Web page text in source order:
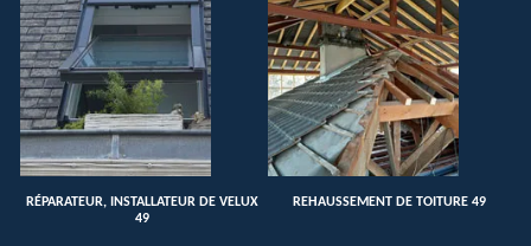
RÉPARATEUR, INSTALLATEUR DE VELUX
49
REHAUSSEMENT DE TOITURE 49